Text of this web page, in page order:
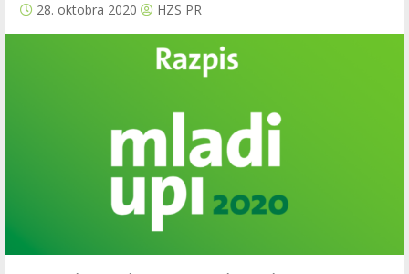
28. oktobra 2020 HZS PR